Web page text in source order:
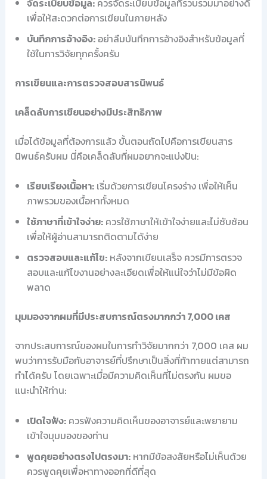
เพื่อให้สะดวกต่อการเขียนในภายหลัง
บันทึกการอ้างอิง:อย่าลืมบันทึกการอ้างอิงสำหรับข้อมูลที่
ใช้ในการวิจัยทุกครั้งครับ
การเขียนและการตรวจสอบสารนิพนธ์
เคล็ดลับการเขียนอย่างมีประสิทธิภาพ
เมื่อได้ข้อมูลที่ต้องการแล้ว ขั้นตอนถัดไปคือการเขียนสาร
นิพนธ์ครับผม นี่คือเคล็ดลับที่ผมอยากจะแบ่งปัน:
เรียบเรียงเนื้อหา:เริ่มด้วยการเขียนโครงร่าง เพื่อให้เห็น
ภาพรวมของเนื้อหาทั้งหมด
ใช้ภาษาที่เข้าใจง่าย:ควรใช้ภาษาให้เข้าใจง่ายและไม่ซับซ้อน
เพื่อให้ผู้อ่านสามารถติดตามได้ง่าย
ตรวจสอบและแก้ไข:หลังจากเขียนเสร็จ ควรมีการตรวจ
สอบและแก้ไขงานอย่างละเอียดเพื่อให้แน่ใจว่าไม่มีข้อผิด
พลาด
มุมมองจากผมที่มีประสบการณ์ตรงมากกว่า 7,000 เคส
จากประสบการณ์ของผมในการทำวิจัยมากกว่า 7,000 เคส ผม
พบว่าการรับมือกับอาจารย์ที่ปรึกษาเป็นสิ่งที่ท้าทายแต่สามารถ
ทำได้ครับ โดยเฉพาะเมื่อมีความคิดเห็นที่ไม่ตรงกัน ผมขอ
แนะนำให้ท่าน:
เปิดใจฟัง:ควรฟังความคิดเห็นของอาจารย์และพยายาม
เข้าใจมุมมองของท่าน
พูดคุยอย่างตรงไปตรงมา:หากมีข้อสงสัยหรือไม่เห็นด้วย
ควรพูดคุยเพื่อหาทางออกที่ดีที่สุด